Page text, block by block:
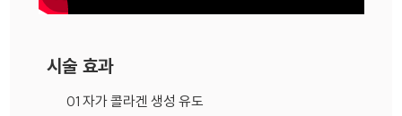
시술 효과
01 자가 콜라겐 생성 유도